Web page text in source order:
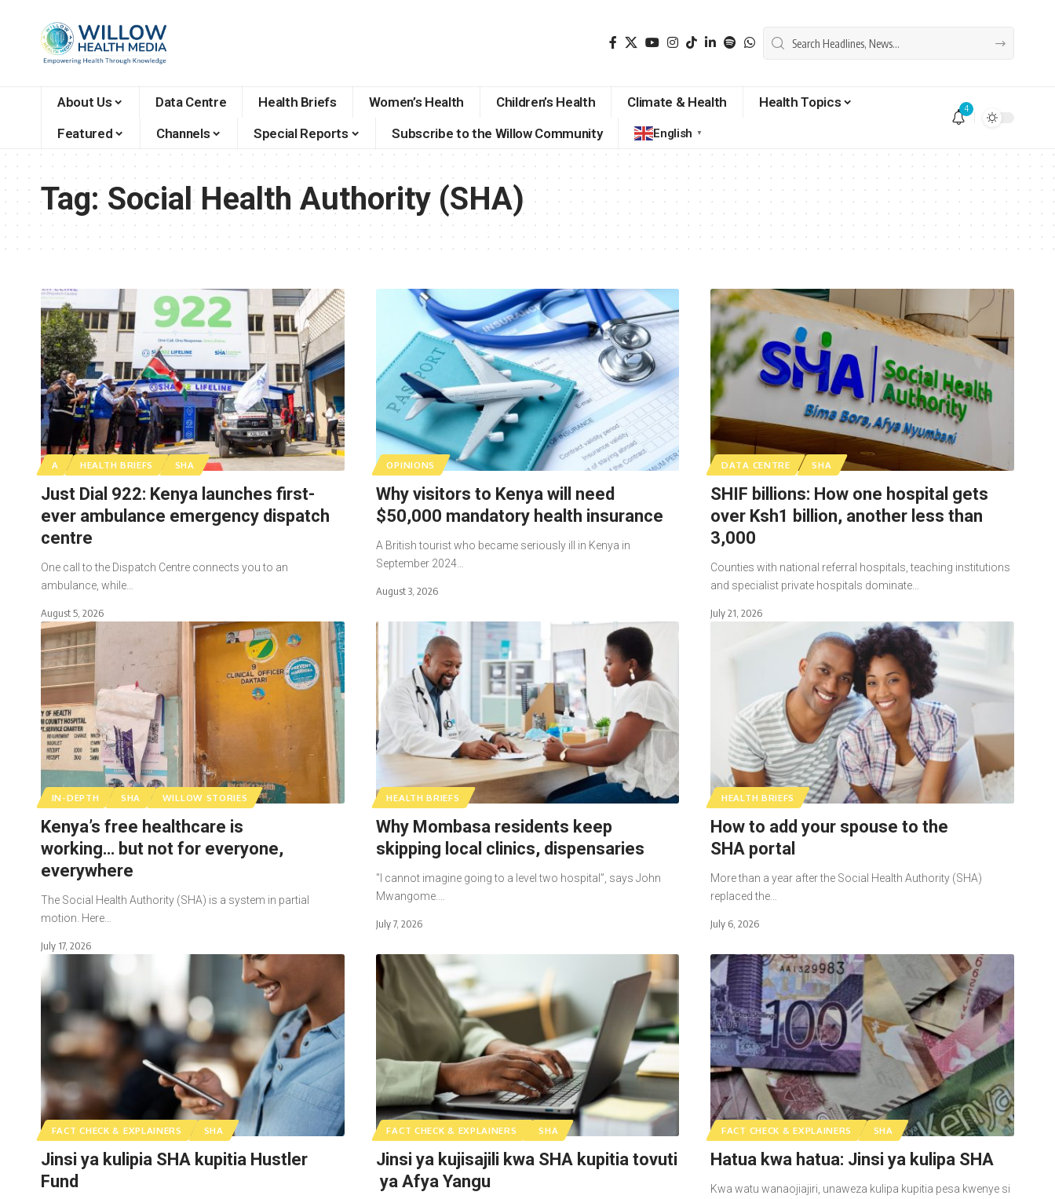
About Us Data Centre Health Briefs Women’s Health Children’s Health Climate & Health
Health Topics
Featured
Channels Special Reports Subscribe to the Willow Community English ▼
4
Tag: Social Health Authority (SHA)
A HEALTH BRIEFS SHA
Just Dial 922: Kenya launches first-
ever ambulance emergency dispatch
centre
One call to the Dispatch Centre connects you to an
ambulance, while…
August 5, 2026
OPINIONS
Why visitors to Kenya will need
$50,000 mandatory health insurance
A British tourist who became seriously ill in Kenya in
September 2024…
August 3, 2026
DATA CENTRE SHA
SHIF billions: How one hospital gets
over Ksh1 billion, another less than
3,000
Counties with national referral hospitals, teaching institutions
and specialist private hospitals dominate…
July 21, 2026
IN-DEPTH SHA WILLOW STORIES
Kenya’s free healthcare is
working… but not for everyone,
everywhere
The Social Health Authority (SHA) is a system in partial
motion. Here…
July 17, 2026
HEALTH BRIEFS
Why Mombasa residents keep
skipping local clinics, dispensaries
"I cannot imagine going to a level two hospital”, says John
Mwangome.…
July 7, 2026
HEALTH BRIEFS
How to add your spouse to the
SHA portal
More than a year after the Social Health Authority (SHA)
replaced the…
July 6, 2026
FACT CHECK & EXPLAINERS SHA
Jinsi ya kulipia SHA kupitia Hustler
Fund
FACT CHECK & EXPLAINERS SHA
Jinsi ya kujisajili kwa SHA kupitia tovuti
ya Afya Yangu
FACT CHECK & EXPLAINERS SHA
Hatua kwa hatua: Jinsi ya kulipa SHA
Kwa watu wanaojiajiri, unaweza kulipa kupitia pesa kwenye si